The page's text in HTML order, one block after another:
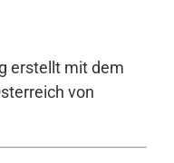
erstellt mit dem
von